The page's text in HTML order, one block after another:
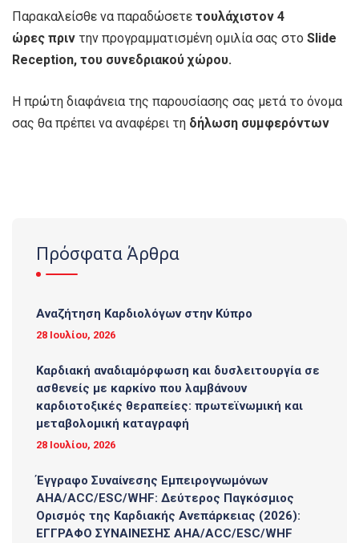
Παρακαλείσθε να παραδώσετε τουλάχιστον 4
ώρες πριν την προγραμματισμένη ομιλία σας στο Slide
Reception, του συνεδριακού χώρου.
Η πρώτη διαφάνεια της παρουσίασης σας μετά το όνομα
σας θα πρέπει να αναφέρει τη δήλωση συμφερόντων
Πρόσφατα Άρθρα
Αναζήτηση Καρδιολόγων στην Κύπρο
28 Ιουλίου, 2026
Καρδιακή αναδιαμόρφωση και δυσλειτουργία σε
ασθενείς με καρκίνο που λαμβάνουν
καρδιοτοξικές θεραπείες: πρωτεϊνωμική και
μεταβολομική καταγραφή
28 Ιουλίου, 2026
Έγγραφο Συναίνεσης Εμπειρογνωμόνων
AHA/ACC/ESC/WHF: Δεύτερος Παγκόσμιος
Ορισμός της Καρδιακής Ανεπάρκειας (2026):
ΕΓΓΡΑΦΟ ΣΥΝΑΙΝΕΣΗΣ AHA/ACC/ESC/WHF